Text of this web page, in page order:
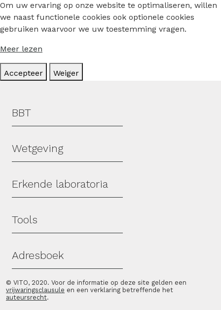
Om uw ervaring op onze website te optimaliseren, willen
we naast functionele cookies ook optionele cookies
gebruiken waarvoor we uw toestemming vragen.
Meer lezen
Accepteer Weiger
Hoofdmenu
BBT
Wetgeving
Erkende laboratoria
Tools
Adresboek
© VITO, 2020. Voor de informatie op deze site gelden een
vrijwaringsclausule en een verklaring betreffende het
auteursrecht.